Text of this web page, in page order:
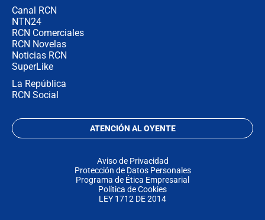
Canal RCN
NTN24
RCN Comerciales
RCN Novelas
Noticias RCN
SuperLike
La República
RCN Social
ATENCIÓN AL OYENTE
Aviso de Privacidad
Protección de Datos Personales
Programa de Ética Empresarial
Política de Cookies
LEY 1712 DE 2014